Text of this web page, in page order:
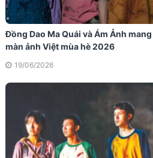
Đồng Dao Ma Quái và Ám Ảnh
màn ảnh Việt mùa hè 2026
19/06/2026